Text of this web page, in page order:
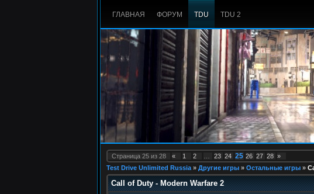
ГЛАВНАЯ ФОРУМ TDU TDU 2
Страница 25 из 28 « 1 2 23 24 25 26 27 28 »
Test Drive Unlimited Russia » Другие игры » Остальные игры »
Call of Duty - Modern Warfare 2